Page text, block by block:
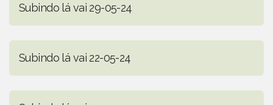
Subindo lá vai 29-05-24
Subindo lá vai 22-05-24